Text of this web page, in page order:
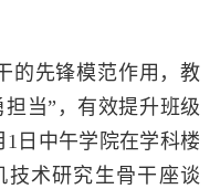
的先锋模范作用，教
当”，有效提升班级
1 日中午学院在学科楼
技术研究生骨干座谈